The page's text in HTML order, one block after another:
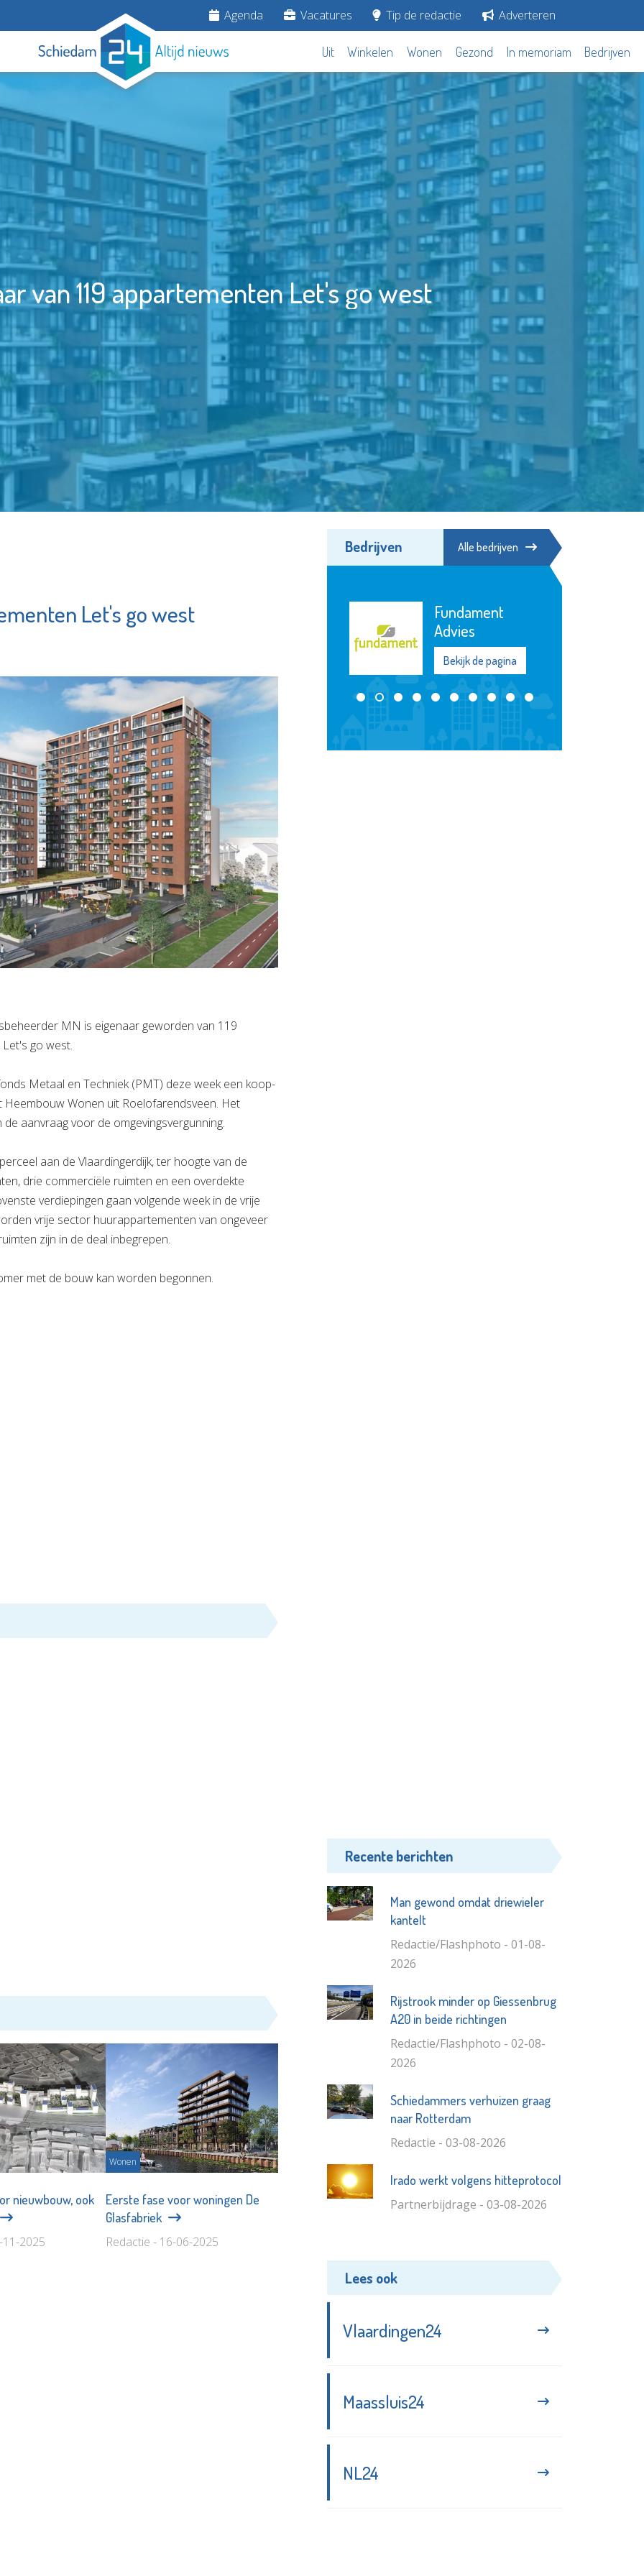
Agenda Vacatures Tip de redactie Adverteren
Uit Winkelen Wonen Gezond In memoriam Bedrijven
van 119 appartementen Let's go west
Let's go west
MN is eigenaar geworden van 119
go west.
Metaal en Techniek (PMT) deze week een koop-
Wonen uit Roelofarendsveen. Het
aanvraag voor de omgevingsvergunning.
aan de Vlaardingerdijk, ter hoogte van de
drie commerciële ruimten en een overdekte
verdiepingen gaan volgende week in de vrije
vrije sector huurappartementen van ongeveer
zijn in de deal inbegrepen.
met de bouw kan worden begonnen.
nieuwbouw, ook
11-2025
Wonen
Eerste fase voor woningen De
Glasfabriek
Redactie - 16-06-2025
Bedrijven Alle bedrijven
Sir Winston Fun
Bekijk de pagina
Fundament
Advies
Bekijk de pagina
Recente berichten
Man gewond omdat driewieler
kantelt
Redactie/Flashphoto - 01-08-
2026
Rijstrook minder op Giessenbrug
A20 in beide richtingen
Redactie/Flashphoto - 02-08-
2026
Schiedammers verhuizen graag
naar Rotterdam
Redactie - 03-08-2026
Irado werkt volgens hitteprotocol
Partnerbijdrage - 03-08-2026
Lees ook
Vlaardingen24
Maassluis24
NL24